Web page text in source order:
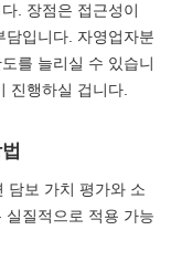
. 장점은 접근성이
입니다. 자영업자분
를 늘리실 수 있습니
진행하실 겁니다.
담보 가치 평가와 소
질적으로 적용 가능